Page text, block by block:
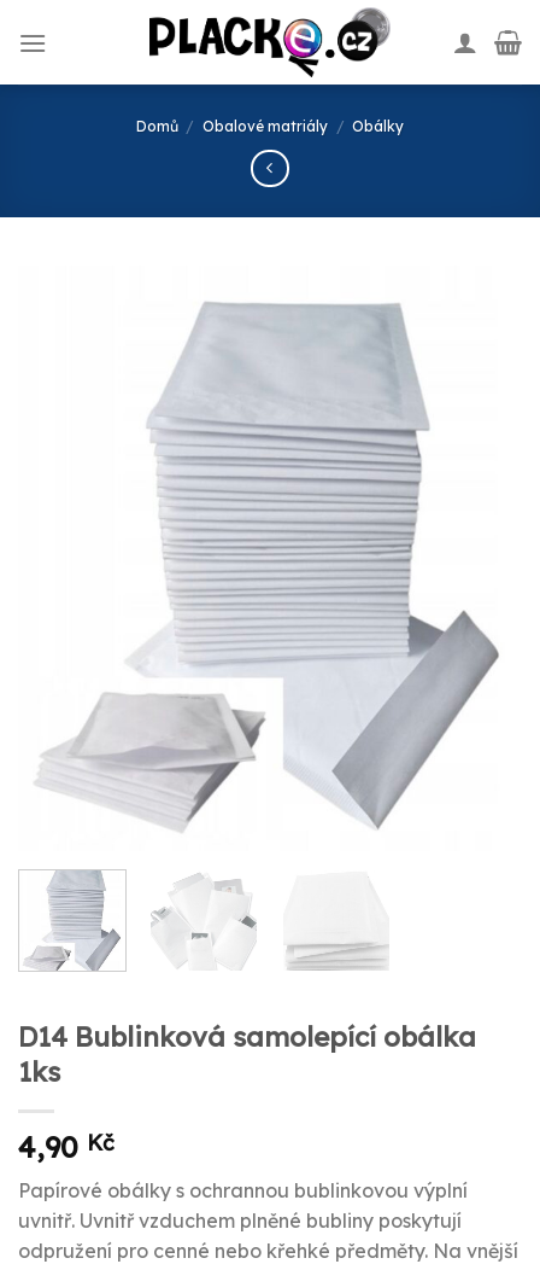
Domů / Obalové matriály / Obálky
D14 Bublinková samolepící obálka
1ks
4,90 Kč
Papírové obálky s ochrannou bublinkovou výplní
uvnitř. Uvnitř vzduchem plněné bubliny poskytují
odpružení pro cenné nebo křehké předměty. Na vnější